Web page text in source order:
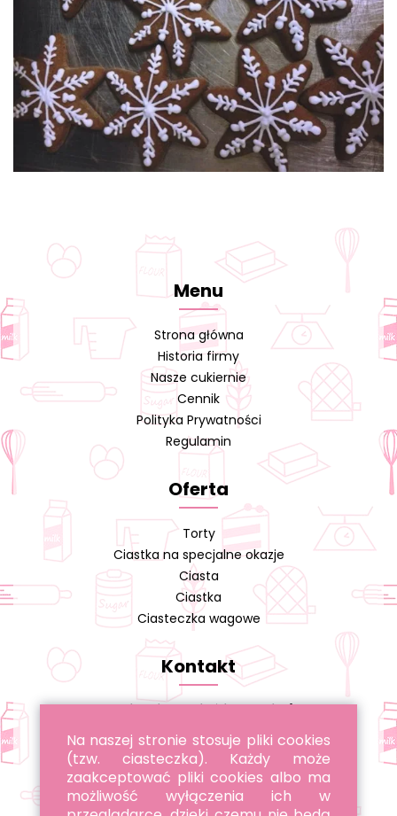
Menu
Strona główna
Historia firmy
Nasze cukiernie
Cennik
Polityka Prywatności
Regulamin
Oferta
Torty
Ciastka na specjalne okazje
Ciasta
Ciastka
Ciasteczka wagowe
Kontakt
Cukiernia A. Cieślikowski s.j.
tel. 22 643 96 22
tel. 885 051 051
Na naszej stronie stosuje pliki cookies
(tzw. ciasteczka). Każdy może
zaakceptować pliki cookies albo ma
możliwość wyłączenia ich w